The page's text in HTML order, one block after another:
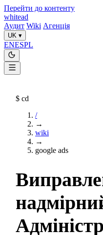
Перейти до контенту
whitead
Аудит Wiki Агенція
UK ▾
ENESPL
$ cd
/
→
wiki
→
google ads